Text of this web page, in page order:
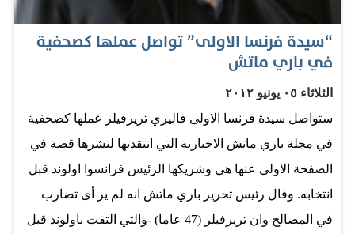
“سيدة فرنسا الاولى” تواصل عملها كصحفية
في باري ماتش
الثلاثاء ٠٥ يونيو ٢٠١٢
ستواصل سيدة فرنسا الاولى فاليري تريرفيلر عملها كصحفية
في مجلة باري ماتش الاخبارية التي انتقدتها لنشرها قصة في
الصفحة الاولى عنها هي وشريكها الرئيس فرانسوا اولوند قبل
انتخابه. وقال رئيس تحرير باري ماتش انه لم ير أى تضارب
في المصالح وان تريرفيلر (47 عاما) -والتي التقت باولوند قبل